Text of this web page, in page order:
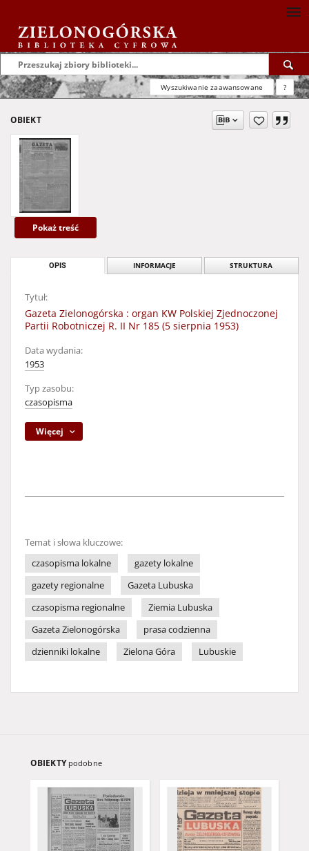
Wyszukiwanie zaawansowane ?
OBIEKT
Pokaż treść
OPIS INFORMACJE STRUKTURA
Tytuł:
Gazeta Zielonogórska : organ KW Polskiej Zjednoczonej
Partii Robotniczej R. II Nr 185 (5 sierpnia 1953)
Data wydania:
1953
Typ zasobu:
czasopisma
Więcej
Temat i słowa kluczowe:
czasopisma lokalne
gazety lokalne
gazety regionalne
Gazeta Lubuska
czasopisma regionalne
Ziemia Lubuska
Gazeta Zielonogórska
prasa codzienna
dzienniki lokalne
Zielona Góra Lubuskie
OBIEKTY podobne